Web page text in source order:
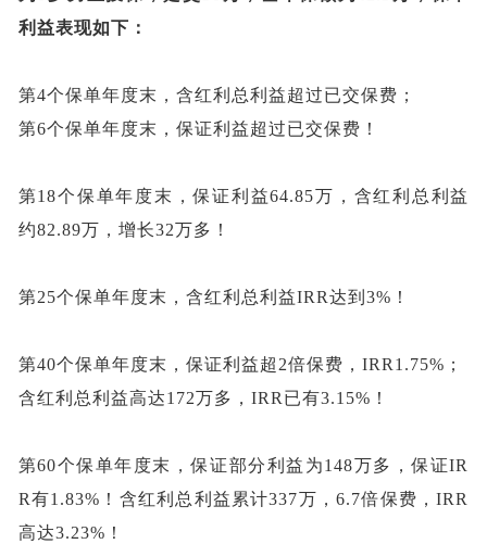
利益表现如下：
第4个保单年度末，含红利总利益超过已交保费；
第6个保单年度末，保证利益超过已交保费！
第18个保单年度末，保证利益64.85万，含红利总利益
约82.89万，增长32万多！
第25个保单年度末，含红利总利益IRR达到3%！
第40个保单年度末，保证利益超2倍保费，IRR1.75%；
含红利总利益高达172万多，IRR已有3.15%！
第60个保单年度末，保证部分利益为148万多，保证IR
R有1.83%！含红利总利益累计337万，6.7倍保费，IRR
高达3.23%！